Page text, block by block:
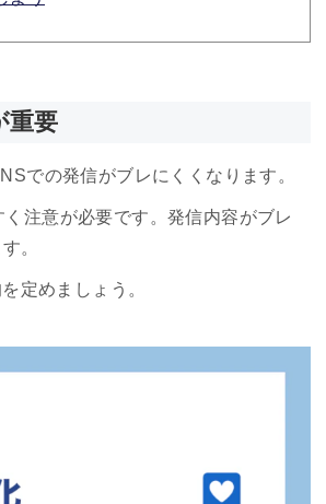
重要
での発信がブレにくくなります。
注意が必要です。発信内容がブレ
。
定めましょう。